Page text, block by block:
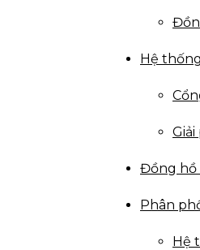
Hệ
Đồng hồ
Phân
Hệ